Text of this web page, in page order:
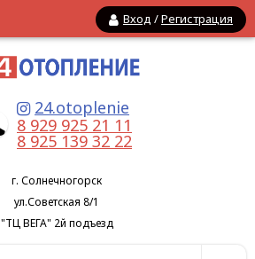
Вход /Регистрация
24.otoplenie
8 929 925 21 11
8 925 139 32 22
г. Солнечногорск
ул.Советская 8/1
"ТЦ ВЕГА" 2й подъезд